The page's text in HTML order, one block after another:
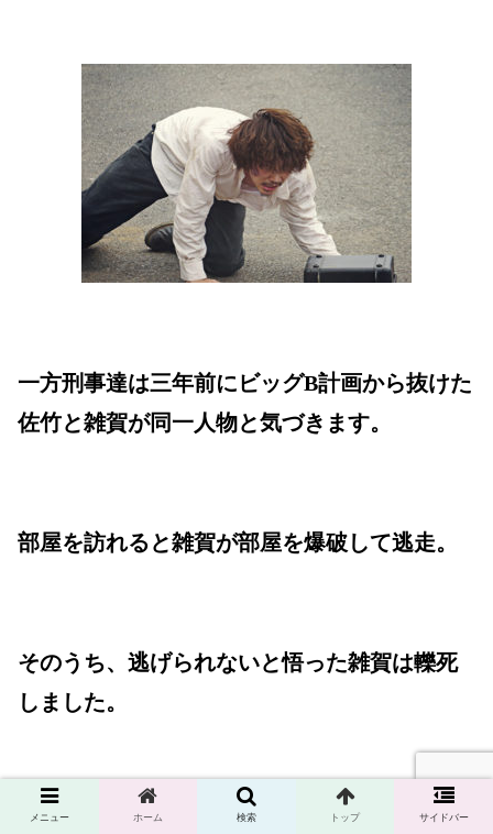
一方刑事達は三年前にビッグB計画から抜けた
佐竹と雑賀が同一人物と気づきます。
部屋を訪れると雑賀が部屋を爆破して逃走。
そのうち、逃げられないと悟った雑賀は轢死
しました。
機体を操作していたコントローラーも、一緒
メニュー ホーム 検索 トップ サイドバー